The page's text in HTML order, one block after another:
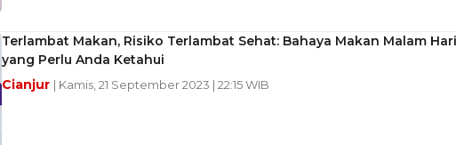
Terlambat Makan, Risiko Terlambat Sehat: Bahaya Makan Malam Hari
yang Perlu Anda Ketahui
Cianjur | Kamis, 21 September 2023 | 22:15 WIB